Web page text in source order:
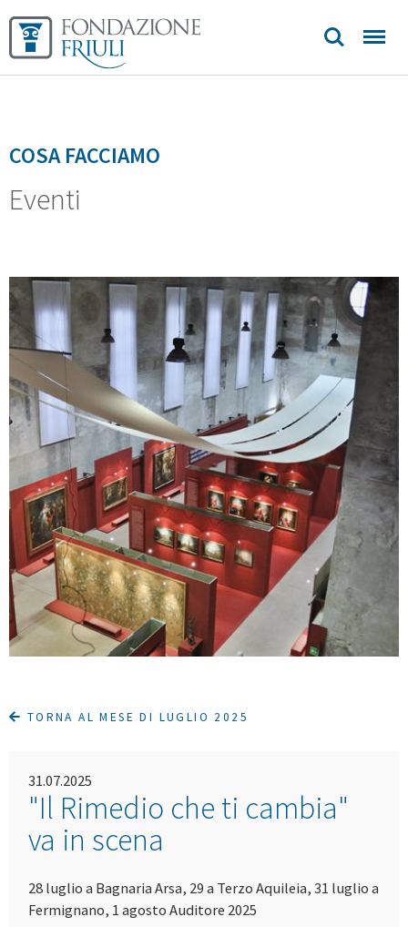
COSA FACCIAMO
Eventi
TORNA AL MESE DI LUGLIO 2025
31.07.2025
"Il Rimedio che ti cambia"
va in scena
28 luglio a Bagnaria Arsa, 29 a Terzo Aquileia, 31 luglio a
Fermignano, 1 agosto Auditore 2025